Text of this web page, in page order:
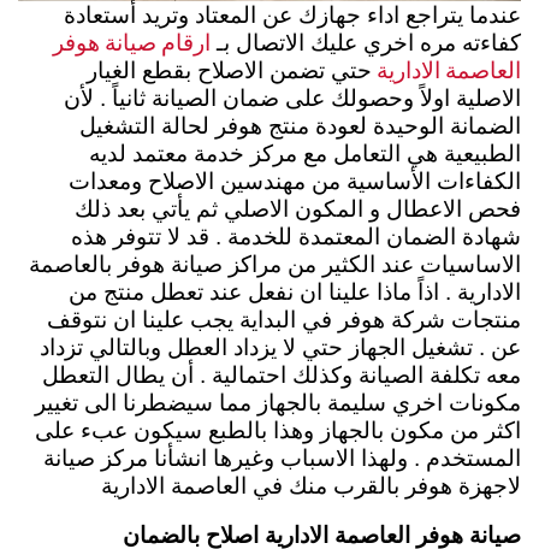
عندما يتراجع اداء جهازك عن المعتاد وتريد أستعادة
كفاءته مره اخري عليك الاتصال بـ ارقام صيانة هوفر
العاصمة الادارية حتي تضمن الاصلاح بقطع الغيار
الاصلية اولاً وحصولك على ضمان الصيانة ثانياً . لأن
الضمانة الوحيدة لعودة منتج هوفر لحالة التشغيل
الطبيعية هي التعامل مع مركز خدمة معتمد لديه
الكفاءات الأساسية من مهندسين الاصلاح ومعدات
فحص الاعطال و المكون الاصلي ثم يأتي بعد ذلك
شهادة الضمان المعتمدة للخدمة . قد لا تتوفر هذه
الاساسيات عند الكثير من مراكز صيانة هوفر بالعاصمة
الادارية . اذاً ماذا علينا ان نفعل عند تعطل منتج من
منتجات شركة هوفر في البداية يجب علينا ان نتوقف
عن . تشغيل الجهاز حتي لا يزداد العطل وبالتالي تزداد
معه تكلفة الصيانة وكذلك احتمالية . أن يطال التعطل
مكونات اخري سليمة بالجهاز مما سيضطرنا الى تغيير
اكثر من مكون بالجهاز وهذا بالطبع سيكون عبء على
المستخدم . ولهذا الاسباب وغيرها انشأنا مركز صيانة
لاجهزة هوفر بالقرب منك في العاصمة الادارية
صيانة هوفر العاصمة الادارية اصلاح بالضمان